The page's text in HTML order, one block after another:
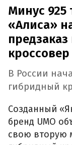
Минус 925
«Алиса»
В России
гибридный
Созданный
бренд UMO
свою вторую